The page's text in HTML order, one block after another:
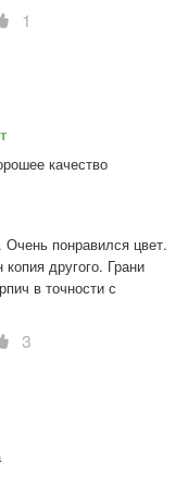
1
качество
понравился цвет.
другого. Грани
в точности с
3